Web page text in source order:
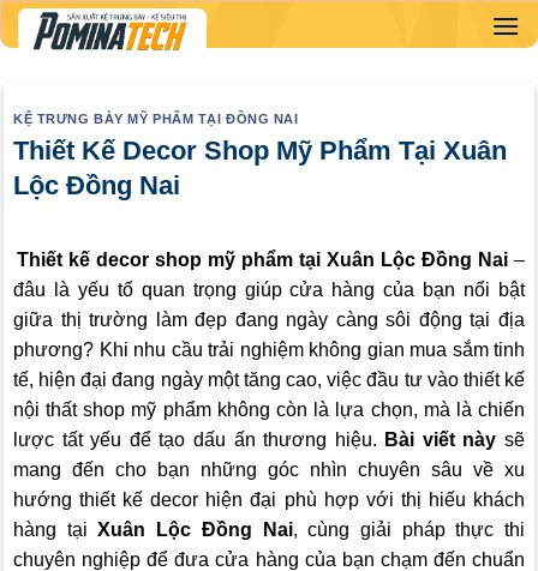
Skip
to
KỆ TRƯNG BÀY MỸ PHẨM TẠI ĐỒNG NAI
Thiết Kế Decor Shop Mỹ Phẩm Tại Xuân
Lộc Đồng Nai
Thiết kế decor shop mỹ phẩm tại Xuân Lộc Đồng Nai –
đâu là yếu tố quan trọng giúp cửa hàng của bạn nổi bật
giữa thị trường làm đẹp đang ngày càng sôi động tại địa
phương? Khi nhu cầu trải nghiệm không gian mua sắm tinh
tế, hiện đại đang ngày một tăng cao, việc đầu tư vào thiết kế
nội thất shop mỹ phẩm không còn là lựa chọn, mà là chiến
lược tất yếu để tạo dấu ấn thương hiệu. Bài viết này sẽ
mang đến cho bạn những góc nhìn chuyên sâu về xu
hướng thiết kế decor hiện đại phù hợp với thị hiếu khách
hàng tạiXuân Lộc Đồng Nai, cùng giải pháp thực thi
chuyên nghiệp để đưa cửa hàng của bạn chạm đến chuẩn